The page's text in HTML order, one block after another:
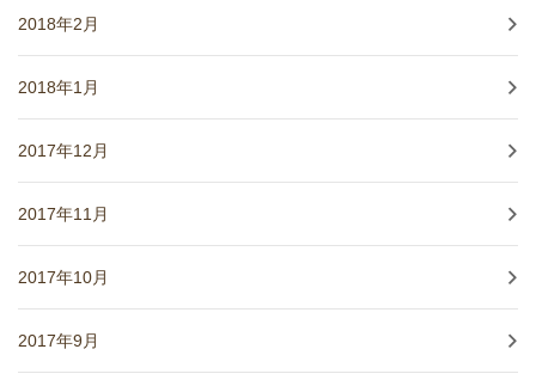
2018年2月
2018年1月
2017年12月
2017年11月
2017年10月
2017年9月